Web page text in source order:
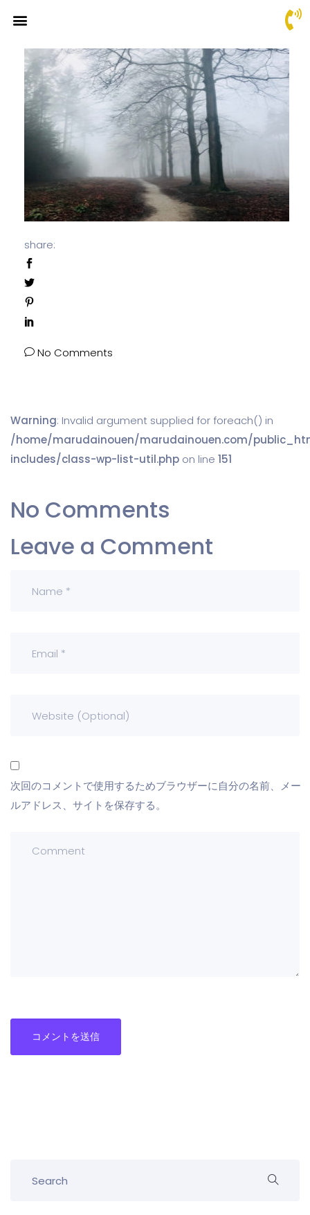
share:
No Comments
Warning: Invalid argument supplied for foreach() in
/home/marudainouen/marudainouen.com/
includes/class-wp-list-util.php on line 151
No Comments
Leave a Comment
次回のコメントで使用するためブラウザーに自分の名前、メー
ルアドレス、サイトを保存する。